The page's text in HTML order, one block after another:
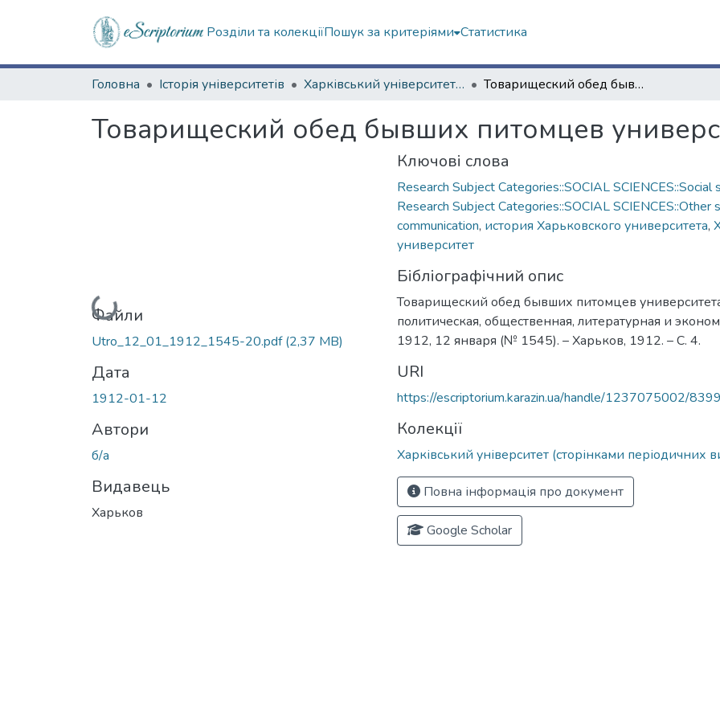
Розділи та колекціїПошук за критеріями Статистика
Головна Історія університетів Харківський університет (сторінками періодичних видань) Товарищеский обед бывших питомцев университета
Товарищеский обед бывших питомцев
Вантажиться...
Файли
Utro_12_01_1912_1545-20.pdf(2,37 MB)
Дата
1912-01-12
Автори
б/а
Видавець
Харьков
Ключові слова
Research Subject Categories::SOCIAL SCIENCES::Social
Research Subject Categories::SOCIAL SCIENCES::Other
communication, история Харьковского университета,
университет
Бібліографічний опис
Товарищеский обед бывших питомцев
политическая, общественная, литературная и
1912, 12 января (№ 1545). – Харьков, 1912. – С. 4.
URI
https://escriptorium.karazin.ua/handle/1237075002/8399
Колекції
Харківський університет (сторінками періодичних
Повна інформація про документ
Google Scholar